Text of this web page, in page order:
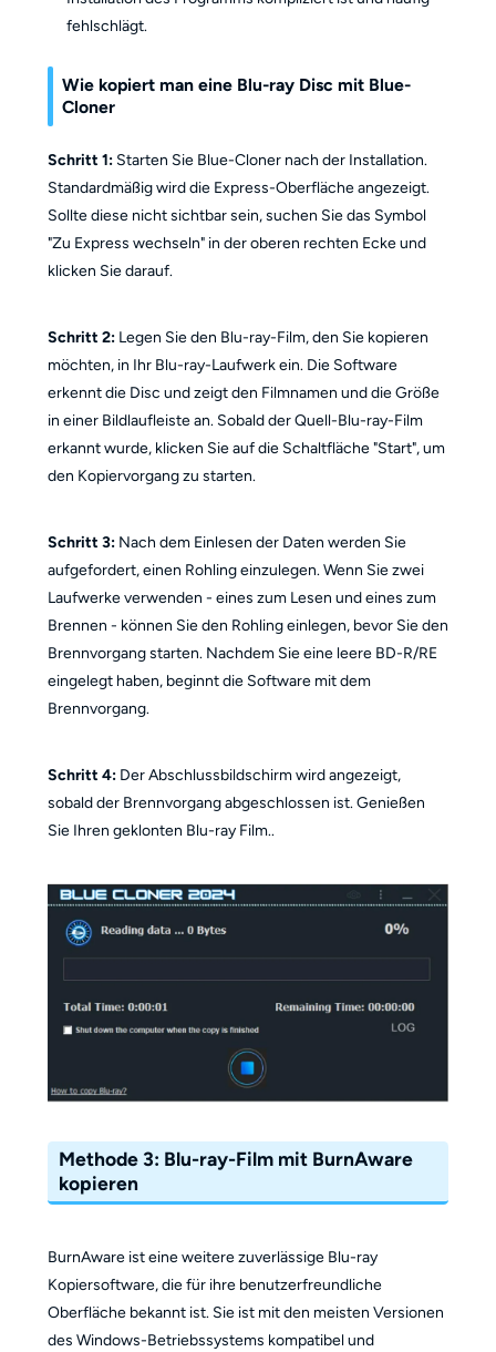
fehlschlägt.
Wie kopiert man eine Blu-ray Disc mit Blue-
Cloner
Schritt 1:Starten Sie Blue-Cloner nach der Installation.
Standardmäßig wird die Express-Oberfläche angezeigt.
Sollte diese nicht sichtbar sein, suchen Sie das Symbol
"Zu Express wechseln" in der oberen rechten Ecke und
klicken Sie darauf.
Schritt 2:Legen Sie den Blu-ray-Film, den Sie kopieren
möchten, in Ihr Blu-ray-Laufwerk ein. Die Software
erkennt die Disc und zeigt den Filmnamen und die Größe
in einer Bildlaufleiste an. Sobald der Quell-Blu-ray-Film
erkannt wurde, klicken Sie auf die Schaltfläche "Start", um
den Kopiervorgang zu starten.
Schritt 3:Nach dem Einlesen der Daten werden Sie
aufgefordert, einen Rohling einzulegen. Wenn Sie zwei
Laufwerke verwenden - eines zum Lesen und eines zum
Brennen - können Sie den Rohling einlegen, bevor Sie den
Brennvorgang starten. Nachdem Sie eine leere BD-R/RE
eingelegt haben, beginnt die Software mit dem
Brennvorgang.
Schritt 4:Der Abschlussbildschirm wird angezeigt,
sobald der Brennvorgang abgeschlossen ist. Genießen
Sie Ihren geklonten Blu-ray Film..
Methode 3: Blu-ray-Film mit BurnAware
kopieren
BurnAware ist eine weitere zuverlässige Blu-ray
Kopiersoftware, die für ihre benutzerfreundliche
Oberfläche bekannt ist. Sie ist mit den meisten Versionen
des Windows-Betriebssystems kompatibel und